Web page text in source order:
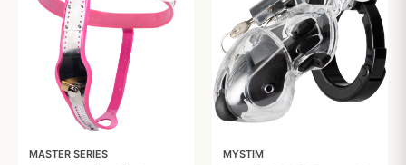
MASTER SERIES MYSTIM